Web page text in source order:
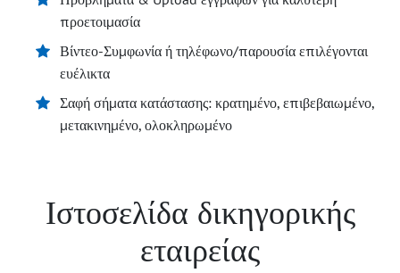
προετοιμασία
Βίντεο-Συμφωνία ή τηλέφωνο/παρουσία επιλέγονται
ευέλικτα
Σαφή σήματα κατάστασης: κρατημένο, επιβεβαιωμένο,
μετακινημένο, ολοκληρωμένο
Ιστοσελίδα δικηγορικής
εταιρείας